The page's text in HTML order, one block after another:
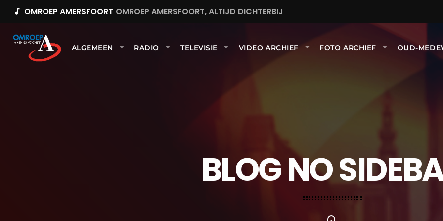
music_note OMROEP AMERSFOORT OMROEP AMERSFOORT, ALTIJD DICHTERBIJ
ALGEMEEN RADIO TELEVISIE VIDEO ARCHIEF FOTO ARCHIEF OUD-
BLOG NO